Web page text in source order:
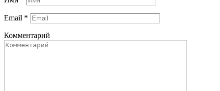
Email *
Комментарий